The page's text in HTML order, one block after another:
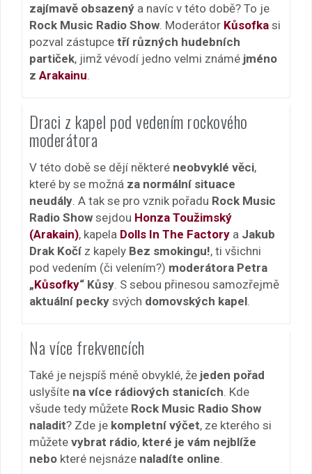
zajímavě obsazený a navíc v této době? To je
Rock Music Radio Show . Moderátor Kůsofka si
pozval zástupce tří různých hudebních
partiček, jimž vévodí jedno velmi známé jméno
z Arakainu
Draci z kapel pod vedením rockového
moderátora
V této době se dějí některé neobvyklé věci,
které by se možná za normální situace
neudály . A tak se pro vznik pořadu Rock Music
Radio Show sejdou Honza Toužimský
(Arakain), kapela Dolls In The Factory a Jakub
Drak Kočí z kapely Bez smokingu!, ti všichni
pod vedením (či velením?) moderátora Petra
„Kůsofky“ Kůsy . S sebou přinesou samozřejmě
aktuální pecky svých domovských kapel
Na více frekvencích
Také je nejspíš méně obvyklé, že jeden pořad
uslyšíte na více rádiových stanicích . Kde
všude tedy můžete Rock Music Radio Show
naladit? Zde je kompletní výčet, ze kterého si
můžete vybrat rádio, které je vám nejblíže
nebo které nejsnáze naladíte online